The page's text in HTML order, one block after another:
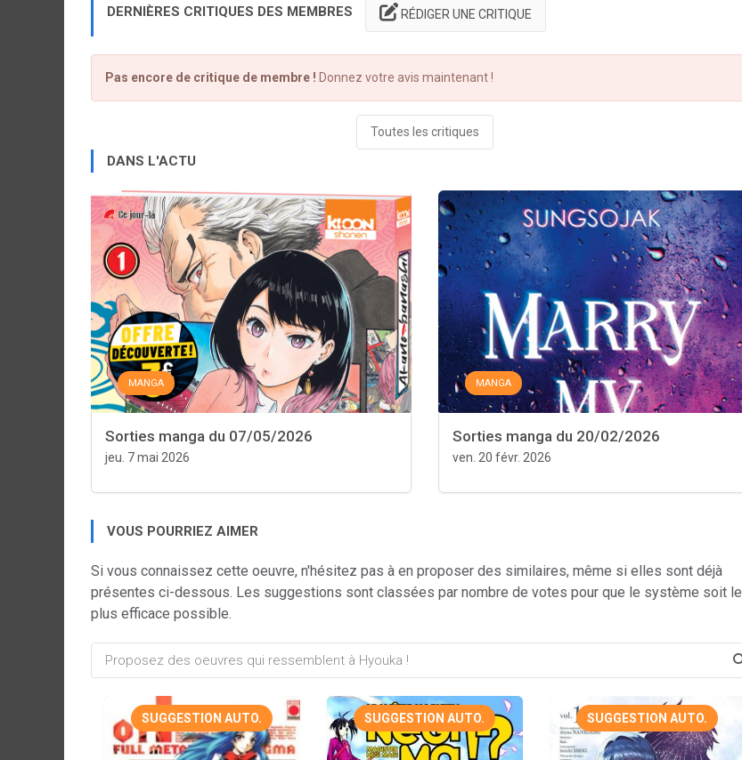
DERNIÈRES CRITIQUES DES MEMBRES RÉDIGER UNE CRITIQUE
Pas encore de critique de membre ! Donnez votre avis maintenant !
Toutes les critiques
DANS L'ACTU
MANGA
Sorties manga du 07/05/2026
jeu. 7 mai 2026
MANGA
Sorties manga du 20/02/2026
ven. 20 févr. 2026
VOUS POURRIEZ AIMER
Si vous connaissez cette oeuvre, n'hésitez pas à en proposer des similaires, même si elles sont déjà
présentes ci-dessous. Les suggestions sont classées par nombre de votes pour que le système soit le
plus efficace possible.
SUGGESTION AUTO. SUGGESTION AUTO. SUGGESTION AUTO.